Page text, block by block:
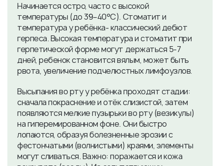
Начинается остро, часто с высокой
температуры (до 39–40°С). Стоматит и
температура у ребёнка- классический дебют
герпеса. Высокая температура и стоматит при
герпетической форме могут держаться 5-7
дней, ребенок становится вялым, может быть
рвота, увеличение подчелюстных лимфоузлов.
Высыпания во рту у ребёнка проходят стадии:
сначала покраснение и отёк слизистой, затем
появляются мелкие пузырьки во рту (везикулы)
на гиперемированном фоне. Они быстро
лопаются, образуя болезненные эрозии с
фестончатыми (волнистыми) краями, элементы
могут сливаться. Важно: поражается и кожа